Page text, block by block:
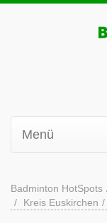
Menü
Badminton HotSpots
Kreis Euskirchen